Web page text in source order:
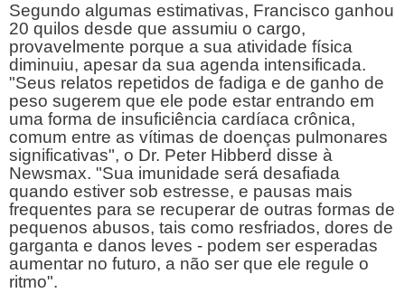
Segundo algumas estimativas, Francisco ganhou
20 quilos desde que assumiu o cargo,
provavelmente porque a sua atividade física
diminuiu, apesar da sua agenda intensificada.
"Seus relatos repetidos de fadiga e de ganho de
peso sugerem que ele pode estar entrando em
uma forma de insuficiência cardíaca crônica,
comum entre as vítimas de doenças pulmonares
significativas", o Dr. Peter Hibberd disse à
Newsmax. "Sua imunidade será desafiada
quando estiver sob estresse, e pausas mais
frequentes para se recuperar de outras formas de
pequenos abusos, tais como resfriados, dores de
garganta e danos leves - podem ser esperadas
aumentar no futuro, a não ser que ele regule o
ritmo".